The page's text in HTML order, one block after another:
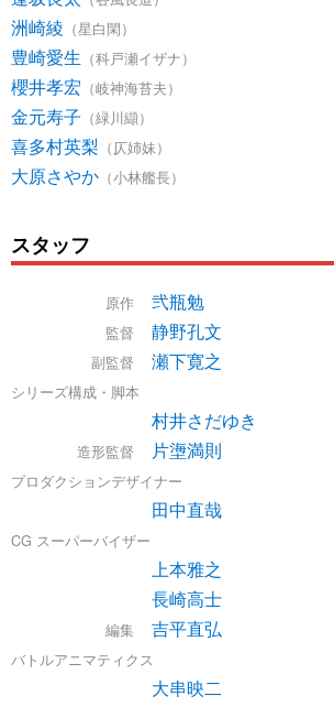
洲崎綾 （星白閑）
豊崎愛生 （科戸瀬イザナ）
櫻井孝宏 （岐神海苔夫）
金元寿子 （緑川纈）
喜多村英梨 （仄姉妹）
大原さやか （小林艦長）
スタッフ
原作 弐瓶勉
監督 静野孔文
副監督 瀬下寛之
シリーズ構成・脚本
村井さだゆき
造形監督 片塰満則
プロダクションデザイナー
田中直哉
CG スーパーバイザー
上本雅之
長崎高士
編集 吉平直弘
バトルアニマティクス
大串映二